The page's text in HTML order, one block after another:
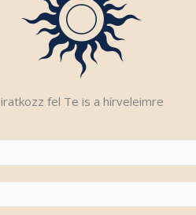
iratkozz fel Te is a hírveleimre